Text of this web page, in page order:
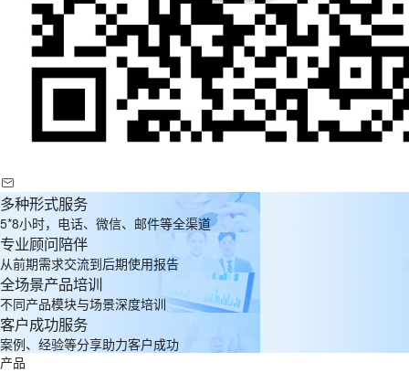
多种形式服务
5*8小时，电话、微信、邮件等全渠道
专业顾问陪伴
从前期需求交流到后期使用报告
全场景产品培训
不同产品模块与场景深度培训
客户成功服务
案例、经验等分享助力客户成功
产品